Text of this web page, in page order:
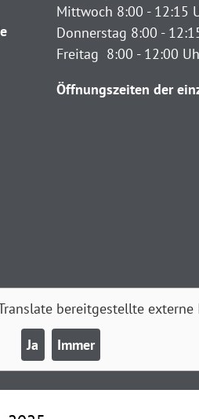
Mittwoch 8:00 - 12:15
Donnerstag 8:00 -
Freitag 8:00 - 12:00
Öffnungszeiten der
bereitgestellte externe
Ja Immer